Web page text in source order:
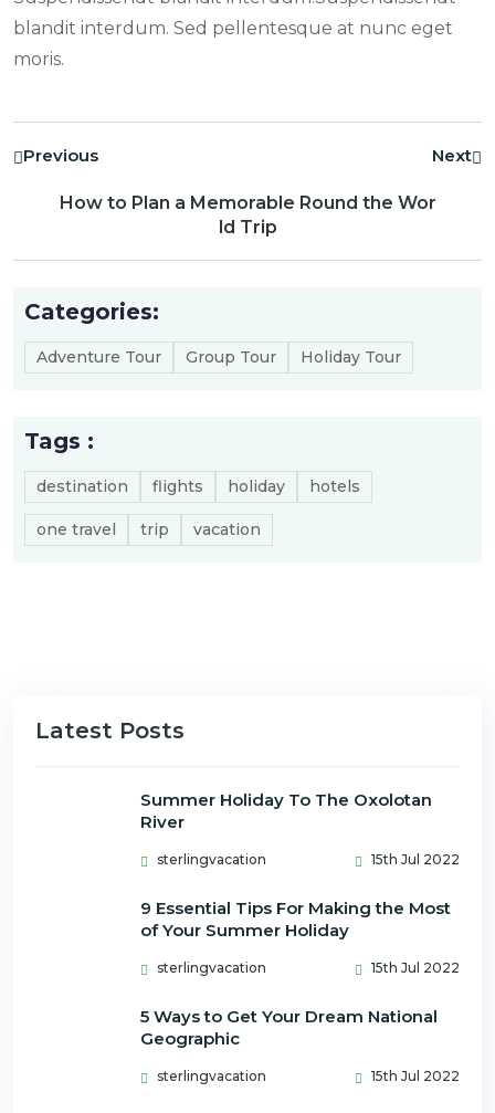
blandit interdum. Sed pellentesque at nunc eget
moris.
Previous
How to Plan a Memorable Round the Wor
ld Trip
Next
Categories:
Adventure Tour Group Tour Holiday Tour
Tags :
destination flights holiday hotels
one travel trip vacation
Latest Posts
Summer Holiday To The Oxolotan
River
sterlingvacation 15th Jul 2022
9 Essential Tips For Making the Most
of Your Summer Holiday
sterlingvacation 15th Jul 2022
5 Ways to Get Your Dream National
Geographic
sterlingvacation 15th Jul 2022